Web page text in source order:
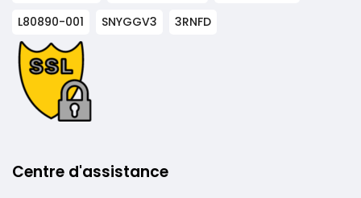
L80890-001
SNYGGV3 3RNFD
Centre d'assistance